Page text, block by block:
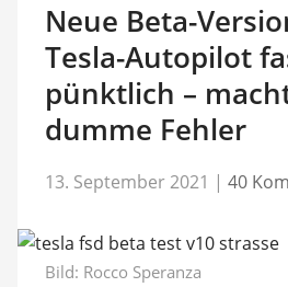
Neue Beta-
Tesla-Autopilot
pünktlich –
dumme Fehler
13. September 2021 | 40
Bild: Rocco Speranza